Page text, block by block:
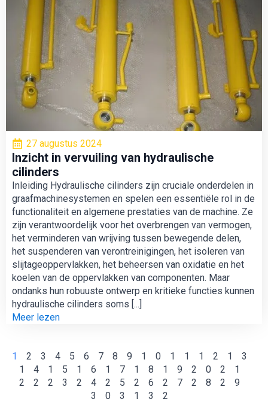
27 augustus 2024
Inzicht in vervuiling van hydraulische
cilinders
Inleiding Hydraulische cilinders zijn cruciale onderdelen in
graafmachinesystemen en spelen een essentiële rol in de
functionaliteit en algemene prestaties van de machine. Ze
zijn verantwoordelijk voor het overbrengen van vermogen,
het verminderen van wrijving tussen bewegende delen,
het suspenderen van verontreinigingen, het isoleren van
slijtageoppervlakken, het beheersen van oxidatie en het
koelen van de oppervlakken van componenten. Maar
ondanks hun robuuste ontwerp en kritieke functies kunnen
hydraulische cilinders soms [...]
Meer lezen
1 2 3 4 5 6 7 8 9 10 11 12 13
14 15 16 17 18 19 20 21
22 23 24 25 26 27 28 29
30 31 32